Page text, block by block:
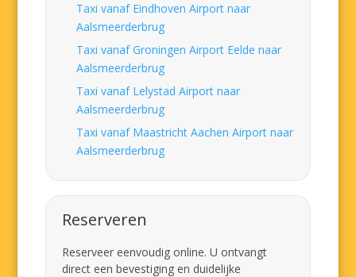
Taxi vanaf Eindhoven Airport naar
Aalsmeerderbrug
Taxi vanaf Groningen Airport Eelde naar
Aalsmeerderbrug
Taxi vanaf Lelystad Airport naar
Aalsmeerderbrug
Taxi vanaf Maastricht Aachen Airport naar
Aalsmeerderbrug
Reserveren
Reserveer eenvoudig online. U ontvangt
direct een bevestiging en duidelijke